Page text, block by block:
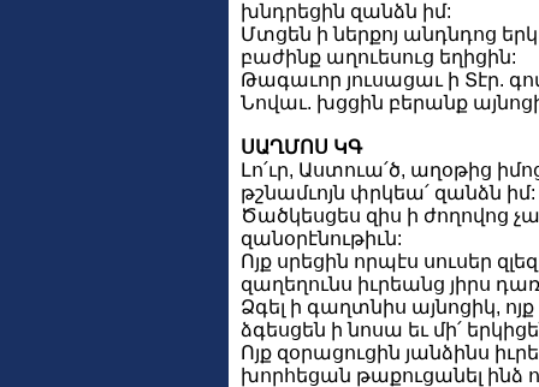
խնդրեցին զանձն իմ:
Մտցեն ի ներքոյ անդնդոց
բաժինք աղուեսուց եղիցին:
Թագաւոր յուսացաւ ի Տէր.
Նովաւ. խցցին բերանք
ՍԱՂՄՈՍ ԿԳ
Լո՛ւր, Աստուա՛ծ, աղօթից
թշնամւոյն փրկեա՛ զանձն իմ:
Ծածկեսցես զիս ի ժողովոց
զանօրէնութիւն:
Ոյք սրեցին որպէս սուսեր
զաղեղունս իւրեանց յիրս
Ձգել ի գաղտնիս այնոցիկ,
ձգեսցեն ի նոսա եւ մի՛
Ոյք զօրացուցին յանձինս
խորհեցան թաքուցանել ինձ